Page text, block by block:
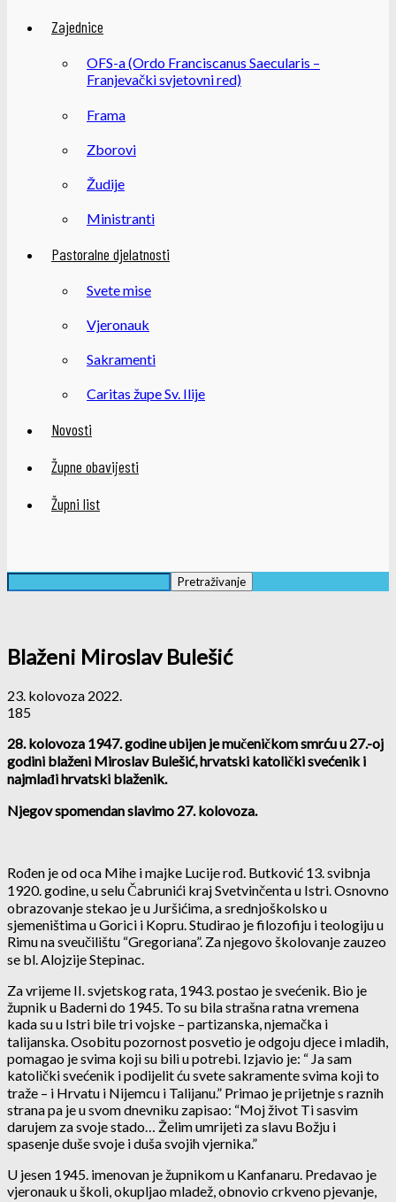
Zajednice
OFS-a (Ordo Franciscanus Saecularis –
Franjevački svjetovni red)
Frama
Zborovi
Žudije
Ministranti
Pastoralne djelatnosti
Svete mise
Vjeronauk
Sakramenti
Caritas župe Sv. Ilije
Novosti
Župne obavijesti
Župni list
Blaženi Miroslav Bulešić
23. kolovoza 2022.
185
28. kolovoza 1947. godine ubijen je mučeničkom smrću u 27.-oj
godini blaženi Miroslav Bulešić, hrvatski katolički svećenik i
najmlađi hrvatski blaženik.
Njegov spomendan slavimo 27. kolovoza.
Rođen je od oca Mihe i majke Lucije rođ. Butković 13. svibnja
1920. godine, u selu Čabrunići kraj Svetvinčenta u Istri. Osnovno
obrazovanje stekao je u Juršićima, a srednjoškolsko u
sjemeništima u Gorici i Kopru. Studirao je filozofiju i teologiju u
Rimu na sveučilištu “Gregoriana”. Za njegovo školovanje zauzeo
se bl. Alojzije Stepinac.
Za vrijeme II. svjetskog rata, 1943. postao je svećenik. Bio je
župnik u Baderni do 1945. To su bila strašna ratna vremena
kada su u Istri bile tri vojske – partizanska, njemačka i
talijanska. Osobitu pozornost posvetio je odgoju djece i mladih,
pomagao je svima koji su bili u potrebi. Izjavio je: “ Ja sam
katolički svećenik i podijelit ću svete sakramente svima koji to
traže – i Hrvatu i Nijemcu i Talijanu.” Primao je prijetnje s raznih
strana pa je u svom dnevniku zapisao: “Moj život Ti sasvim
darujem za svoje stado… Želim umrijeti za slavu Božju i
spasenje duše svoje i duša svojih vjernika.”
U jesen 1945. imenovan je župnikom u Kanfanaru. Predavao je
vjeronauk u školi, okupljao mladež, obnovio crkveno pjevanje,